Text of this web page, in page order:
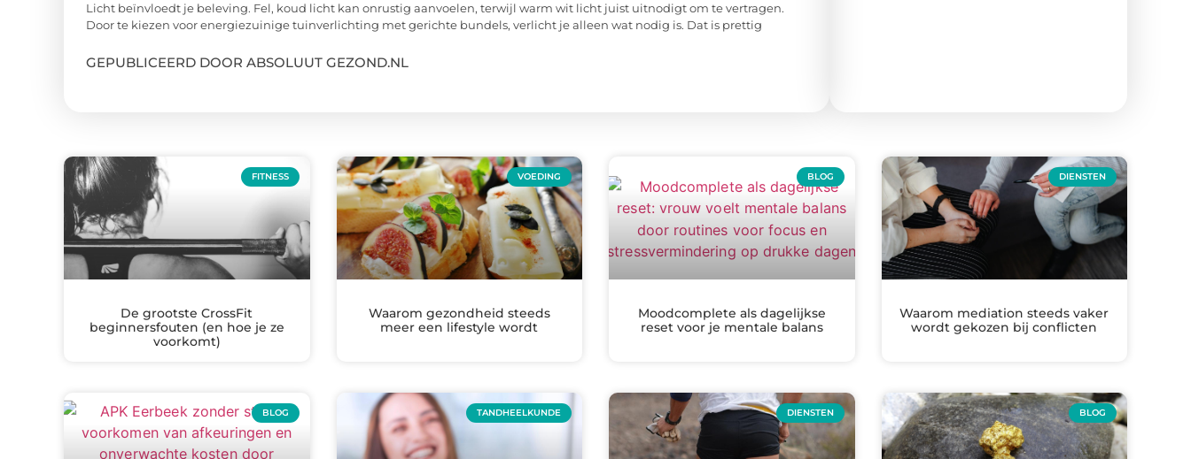
Licht beïnvloedt je beleving. Fel, koud licht kan onrustig aanvoelen, terwijl warm wit licht juist uitnodigt om te vertragen.
Door te kiezen voor energiezuinige tuinverlichting met gerichte bundels, verlicht je alleen wat nodig is. Dat is prettig
GEPUBLICEERD DOOR ABSOLUUT GEZOND.NL
FITNESS
De grootste CrossFit
beginnersfouten (en hoe je ze
voorkomt)
VOEDING
Waarom gezondheid steeds
meer een lifestyle wordt
BLOG
Moodcomplete als dagelijkse
reset voor je mentale balans
DIENSTEN
Waarom mediation steeds vaker
wordt gekozen bij conflicten
BLOG TANDHEELKUNDE DIENSTEN BLOG